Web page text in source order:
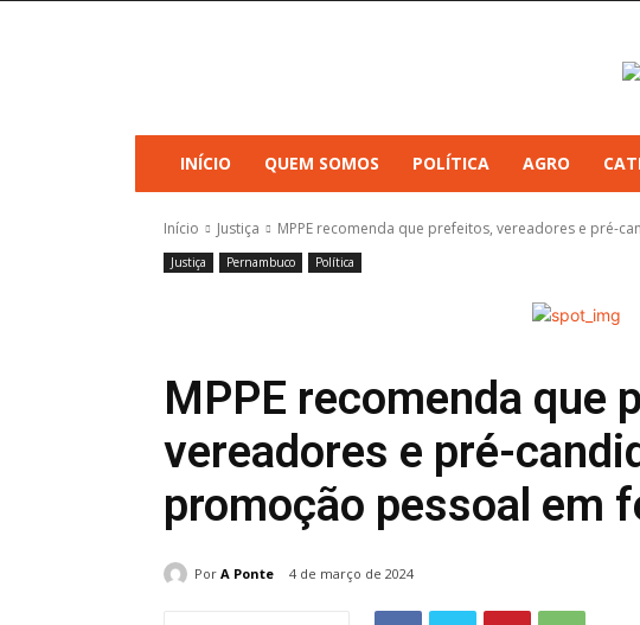
INÍCIO QUEM SOMOS POLÍTICA AGRO
Início Justiça MPPE recomenda que prefeitos, vereadores e pré-
Justiça Pernambuco Política
MPPE recomenda que
vereadores e pré-
promoção pessoal em
Por A Ponte 4 de março de 2024